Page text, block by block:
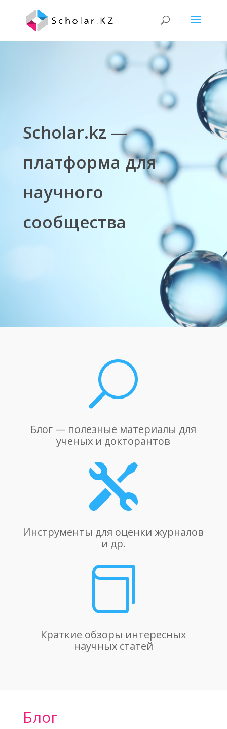
Scholar.kz —
платформа для
научного
сообщества
U
Блог — полезные материалы для
ученых и докторантов

Инструменты для оценки журналов
и др.

Краткие обзоры интересных
научных статей
Блог